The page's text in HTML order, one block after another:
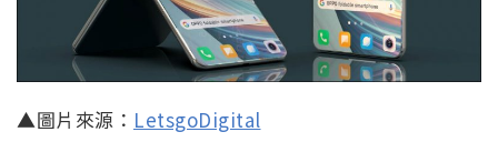
▲圖片來源： LetsgoDigital